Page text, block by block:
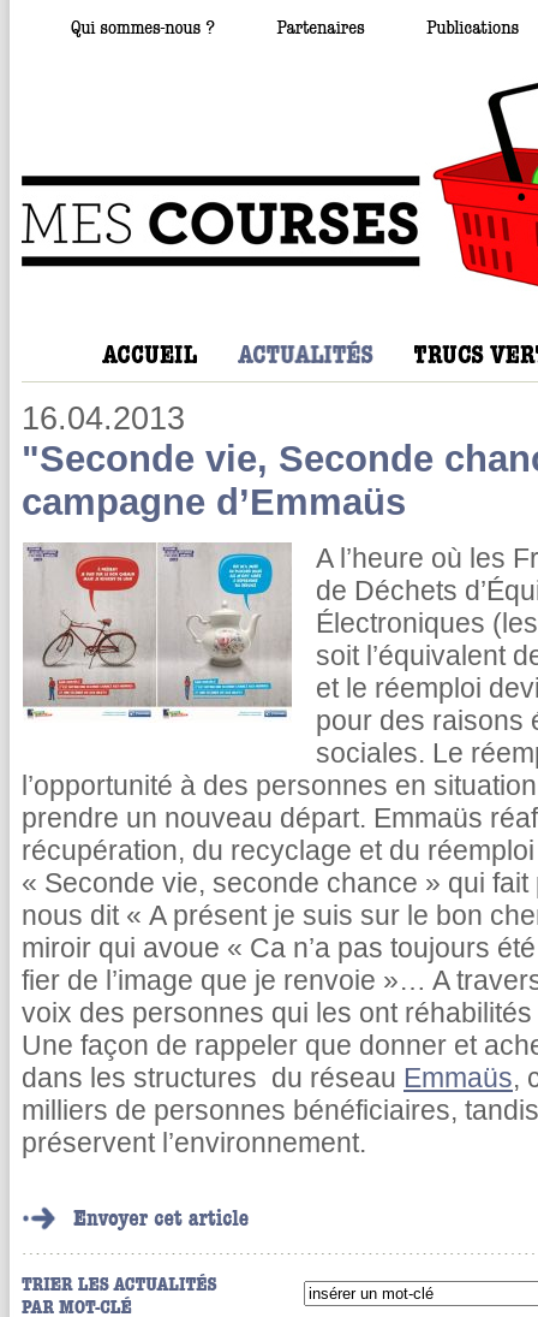
16.04.2013
"Seconde vie, Seconde
campagne d’Emmaüs
A l’heure où les
de Déchets
Électroniques
soit l’équivalent
et le réemploi
pour des raisons
sociales. Le
l’opportunité à des personnes en
prendre un nouveau départ. Emmaüs
récupération, du recyclage et du
« Seconde vie, seconde chance » qui
nous dit « A présent je suis sur le bon
miroir qui avoue « Ca n’a pas toujours
fier de l’image que je renvoie »… A
voix des personnes qui les ont
Une façon de rappeler que donner et
dans les structures du réseau Emmaüs,
milliers de personnes bénéficiaires,
préservent l’environnement.